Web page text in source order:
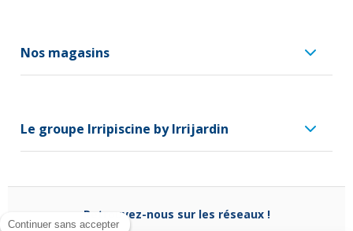
Continuer sans accepter
Nos magasins
Le groupe Irripiscine by Irrijardin
Retrouvez-nous sur les réseaux !